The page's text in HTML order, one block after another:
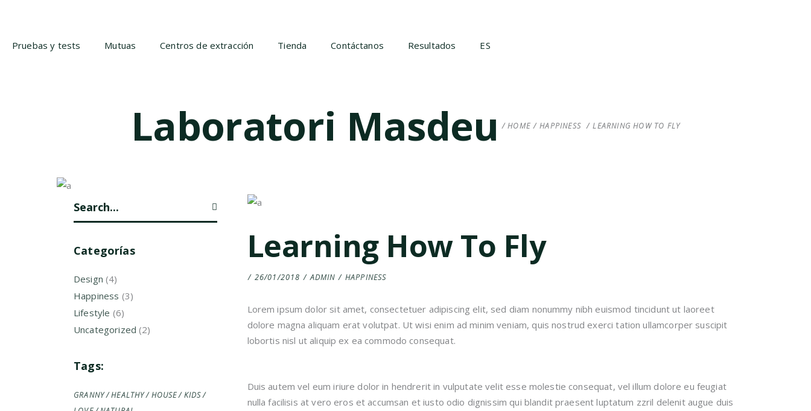
Pruebas y tests Mutuas Centros de extracción Tienda Contáctanos Resultados ES
Laboratori Masdeu HOME / HAPPINESS / LEARNING HOW TO FLY
Learning How To Fly
26/01/2018 ADMIN HAPPINESS
Lorem ipsum dolor sit amet, consectetuer adipiscing elit, sed diam nonummy nibh euismod tincidunt ut laoreet
dolore magna aliquam erat volutpat. Ut wisi enim ad minim veniam, quis nostrud exerci tation ullamcorper suscipit
lobortis nisl ut aliquip ex ea commodo consequat.
Duis autem vel eum iriure dolor in hendrerit in vulputate velit esse molestie consequat, vel illum dolore eu feugiat
nulla facilisis at vero eros et accumsan et iusto odio dignissim qui blandit praesent luptatum zzril delenit augue duis
Categorías
Design (4)
Happiness (3)
Lifestyle (6)
Uncategorized (2)
Tags:
GRANNY HEALTHY HOUSE
KIDS